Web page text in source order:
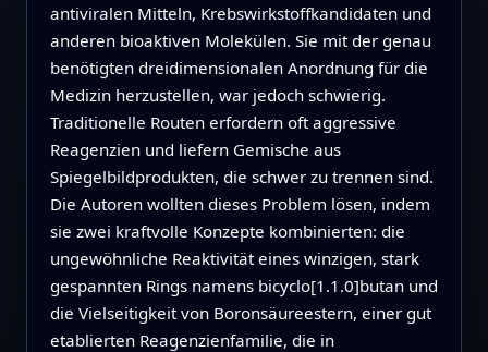
antiviralen Mitteln, Krebswirkstoffkandidaten und
anderen bioaktiven Molekülen. Sie mit der genau
benötigten dreidimensionalen Anordnung für die
Medizin herzustellen, war jedoch schwierig.
Traditionelle Routen erfordern oft aggressive
Reagenzien und liefern Gemische aus
Spiegelbildprodukten, die schwer zu trennen sind.
Die Autoren wollten dieses Problem lösen, indem
sie zwei kraftvolle Konzepte kombinierten: die
ungewöhnliche Reaktivität eines winzigen, stark
gespannten Rings namens bicyclo[1.1.0]butan und
die Vielseitigkeit von Boronsäureestern, einer gut
etablierten Reagenzienfamilie, die in